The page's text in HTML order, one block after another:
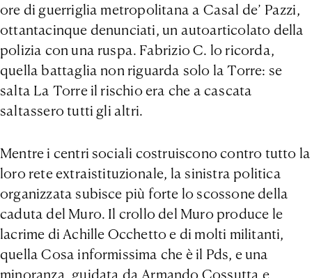
ore di guerriglia metropolitana a Casal de’ Pazzi,
ottantacinque denunciati, un autoarticolato della
polizia con una ruspa. Fabrizio C. lo ricorda,
quella battaglia non riguarda solo la Torre: se
salta La Torre il rischio era che a cascata
saltassero tutti gli altri.
Mentre i centri sociali costruiscono contro tutto la
loro rete extraistituzionale, la sinistra politica
organizzata subisce più forte lo scossone della
caduta del Muro. Il crollo del Muro produce le
lacrime di Achille Occhetto e di molti militanti,
quella Cosa informissima che è il Pds, e una
minoranza, guidata da Armando Cossutta e